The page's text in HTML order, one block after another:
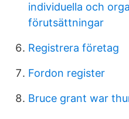
individuella och
förutsättningar
Registrera företag
Fordon register
Bruce grant war